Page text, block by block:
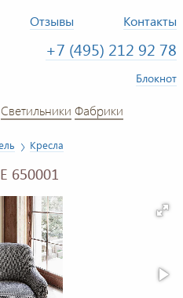
Отзывы Контакты
+7 (495) 212 92 78
Блокнот
Светильники Фабрики
Кресла
650001